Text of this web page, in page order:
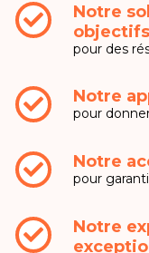
Notre
objectifs
pour des
Notre
pour
Notre
pour
Notre